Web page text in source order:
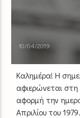
10/04/2019
Καλημέρα! Η
αφιερώνεται
αφορμή την
Απριλίου του